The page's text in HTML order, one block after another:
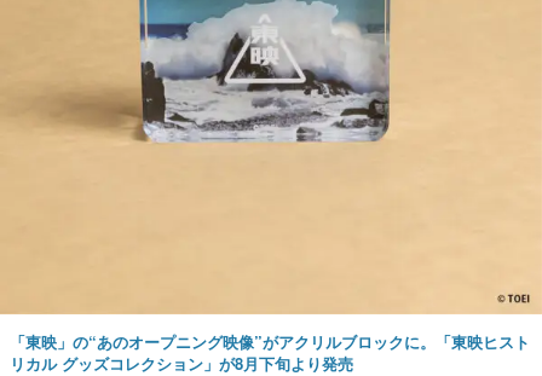
「東映」の“あのオープニング映像”がアクリルブロックに。「東映ヒスト
リカル グッズコレクション」が8月下旬より発売